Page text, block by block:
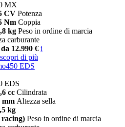
MX
CV Potenza
Nm Coppia
kg Peso in ordine di marcia
carburante
12.990 € i
scopri di più
EDS
EDS
cc Cilindrata
mm Altezza sella
kg
Peso in ordine di marcia